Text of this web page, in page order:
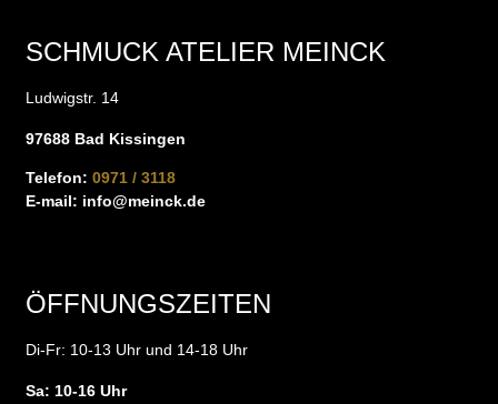
SCHMUCK ATELIER MEINCK
Ludwigstr. 14
97688 Bad Kissingen
Telefon: 0971 / 3118
E-mail: info@meinck.de
ÖFFNUNGSZEITEN
Di-Fr: 10-13 Uhr und 14-18 Uhr
Sa: 10-16 Uhr